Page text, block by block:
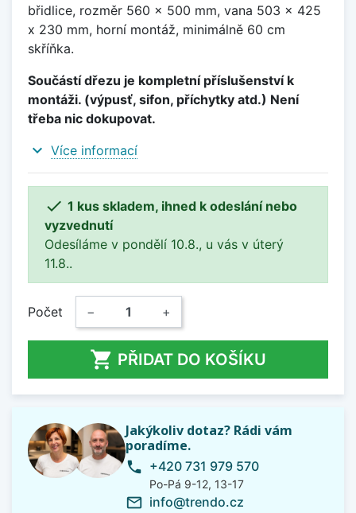
břidlice, rozměr 560 x 500 mm, vana 503 x 425
x 230 mm, horní montáž, minimálně 60 cm
skříňka.
Součástí dřezu je kompletní příslušenství k
montáži. (výpusť, sifon, příchytky atd.) Není
třeba nic dokupovat.
expand_more Více informací
 1 kus skladem, ihned k odeslání nebo
vyzvednutí
Odesíláme v pondělí 10.8., u vás v úterý
11.8..
Počet − +
 PŘIDAT DO KOŠÍKU
Jakýkoliv dotaz? Rádi vám
poradíme.
phone +420 731 979 570
Po-Pá 9-12, 13-17
mail_outline info@trendo.cz